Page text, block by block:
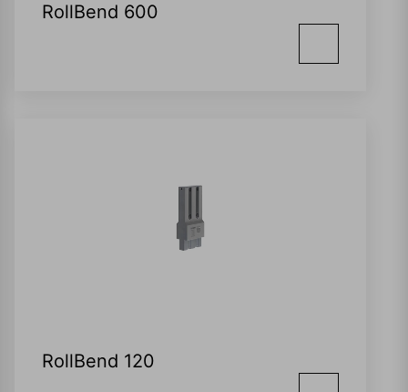
RollBend 600
RollBend 120